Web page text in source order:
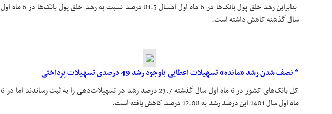
بنابراین رشد خلق پول بانک‌ها در 6 ماه اول امسال 81.5 درصد نسبت به رشد خلق پول بانک‌ها در 6 ماه اول
سال گذشته کاهش داشته است.
* نصف شدن رشد «مانده» تسهیلات اعطایی باوجود رشد 49 درصدی تسهیلات پرداختی
کل بانک‌های کشور در 6 ماه اول سال گذشته 23.7 درصد رشد در تسهیلات‌دهی را به ثبت رساندند اما در 6
ماه اول سال 1401 این درصد رشد به 12.08 درصد کاهش یافته است.